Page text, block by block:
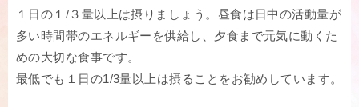
１日の１/３量以上は摂りましょう。昼食は日中の活動量が
多い時間帯のエネルギーを供給し、夕食まで元気に動くた
めの大切な食事です。
最低でも１日の1/3量以上は摂ることをお勧めしています。